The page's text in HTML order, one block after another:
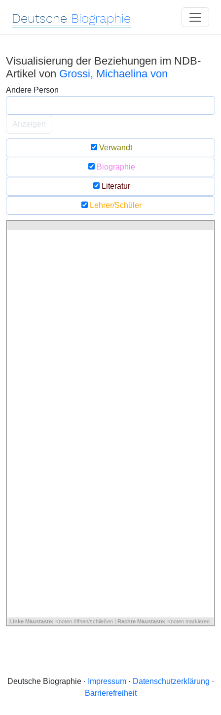
Deutsche Biographie
Visualisierung der Beziehungen im NDB-
Artikel von Grossi, Michaelina von
Andere Person
Anzeigen
Verwandt
Biographie
Literatur
Lehrer/Schüler
Linke Maustaste: Knoten öffnen/schließen | Rechte Maustaste: Knoten markieren
Deutsche Biographie · Impressum· Datenschutzerklärung ·
Barrierefreiheit